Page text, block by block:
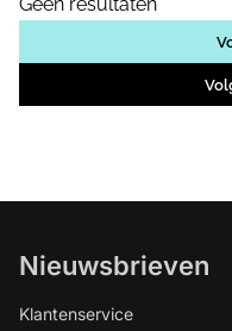
Nieuwsbrieven
Klantenservice